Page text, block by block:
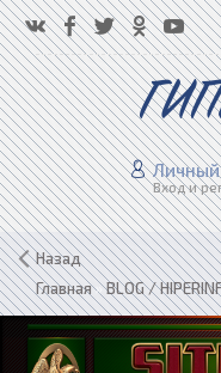
Личный
Вход и
Назад
Главная»BLOG /